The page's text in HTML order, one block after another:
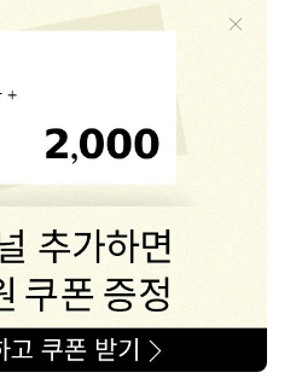
세페이지 중반 info란에 고지)
이지에 자세히 고지
세탁법 준수요망
에 자세히 안내하고 있습니다.)
예외로 둠)
/반품 가능
(1668-1570)